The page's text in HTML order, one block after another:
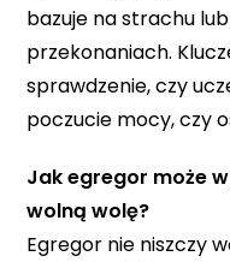
bazuje na strachu
przekonaniach.
sprawdzenie, czy
poczucie mocy, czy
Jak egregor może
wolną wolę?
Egregor nie niszczy